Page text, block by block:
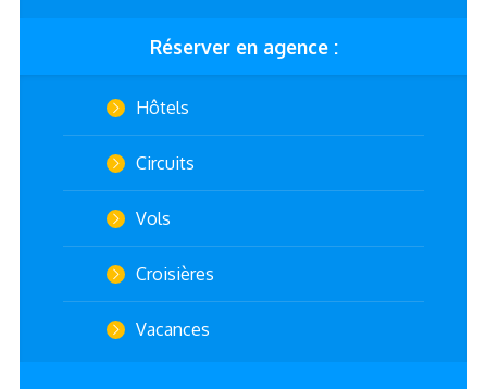
Réserver en agence :
Hôtels
Circuits
Vols
Croisières
Vacances